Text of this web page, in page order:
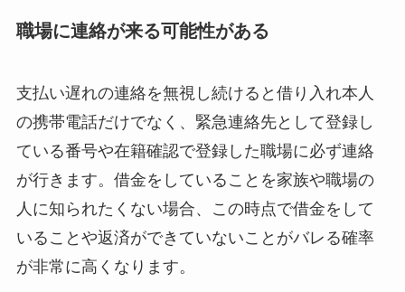
職場に連絡が来る可能性がある
支払い遅れの連絡を無視し続けると借り入れ本人
の携帯電話だけでなく、緊急連絡先として登録し
ている番号や在籍確認で登録した職場に必ず連絡
が行きます。借金をしていることを家族や職場の
人に知られたくない場合、この時点で借金をして
いることや返済ができていないことがバレる確率
が非常に高くなります。